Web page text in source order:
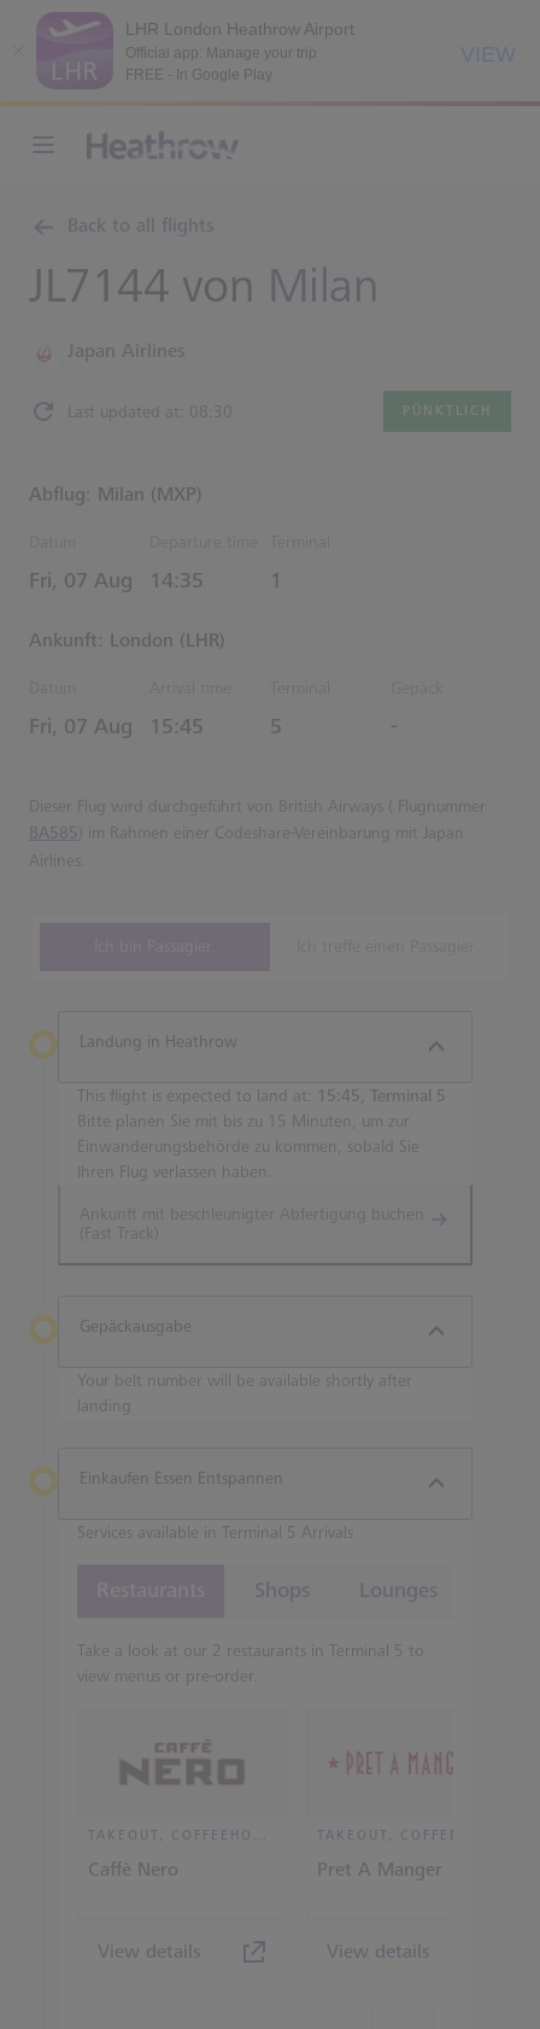
LHR London Heathrow Airport
Official app: Manage your trip
FREE - In Google Play
VIEW
Back to all flights
JL7144 von Milan
Japan Airlines
Last updated at: 08:30 PÜNKTLICH
Abflug: Milan (MXP)
Fri, 07 Aug Estimated Uhrzeiten
14:35 1
Ankunft: London (LHR)
Fri, 07 Aug Estimated Uhrzeiten
15:45 5 -
Dieser Flug wird durchgeführt von British Airways ( Flugnummer
BA585 ) im Rahmen einer Codeshare-Vereinbarung mit Japan
Airlines.
Landung in Heathrow
This flight is expected to land at:
15:45, Terminal 5
Bitte planen Sie mit bis zu 15 Minuten, um zur
Einwanderungsbehörde zu kommen, sobald Sie
Ihren Flug verlassen haben.
Ankunft mit beschleunigter Abfertigung buchen
(Fast Track)
Gepäckausgabe
Your belt number will be available shortly after
landing
Einkaufen Essen Entspannen
Services available in Terminal 5 Arrivals
Shops Lounges
Take a look at our 2 restaurants in Terminal 5 to
view menus or pre-order.
TAKEOUT, COFFEEHOUSE AND CAFÉ
Caffè Nero
View details
Pret A Manger
View details